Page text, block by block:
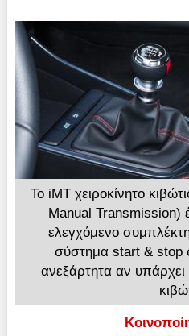
Το iMT χειροκίνητο
Manual Transmission)
ελεγχόμενο
σύστημα start & stop
ανεξάρτητα αν